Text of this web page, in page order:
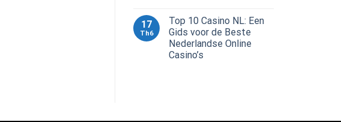
17
Th6
Top 10 Casino NL: Een
Gids voor de Beste
Nederlandse Online
Casino’s